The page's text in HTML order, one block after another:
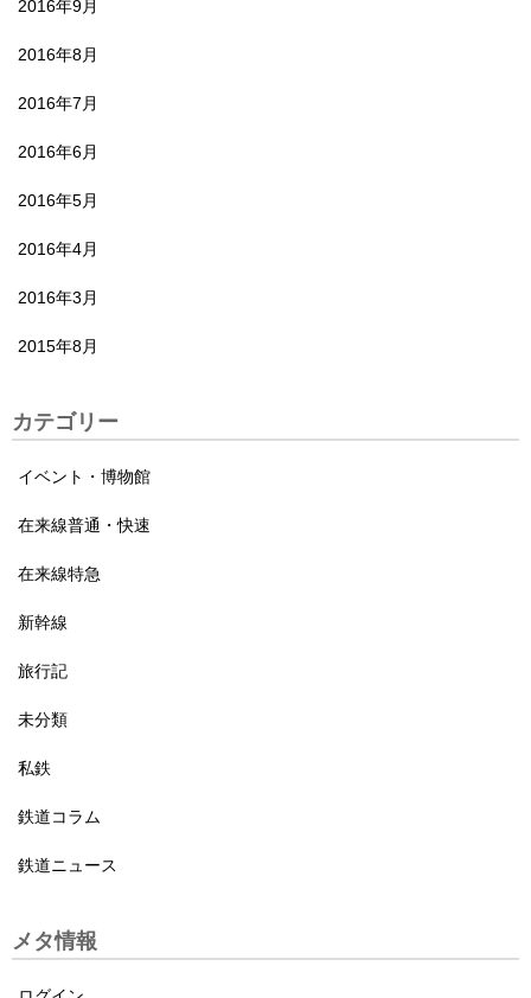
2016年9月
2016年8月
2016年7月
2016年6月
2016年5月
2016年4月
2016年3月
2015年8月
カテゴリー
イベント・博物館
在来線普通・快速
在来線特急
新幹線
旅行記
未分類
私鉄
鉄道コラム
鉄道ニュース
メタ情報